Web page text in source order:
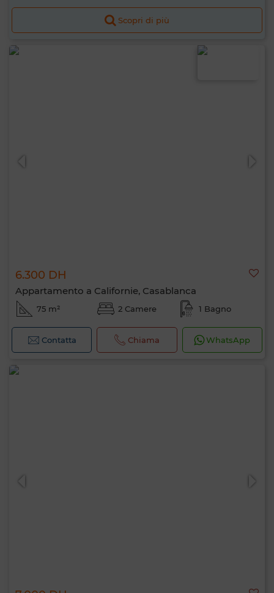
Scopri di più
6.300 DH
Appartamento a Californie, Casablanca
75 m² 2 Camere 1 Bagno
Contatta Chiama WhatsApp